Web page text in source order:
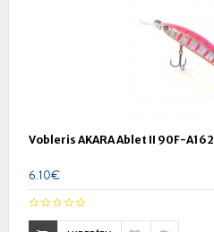
Vobleris AKARA Ablet II 90F-A162
6.10€